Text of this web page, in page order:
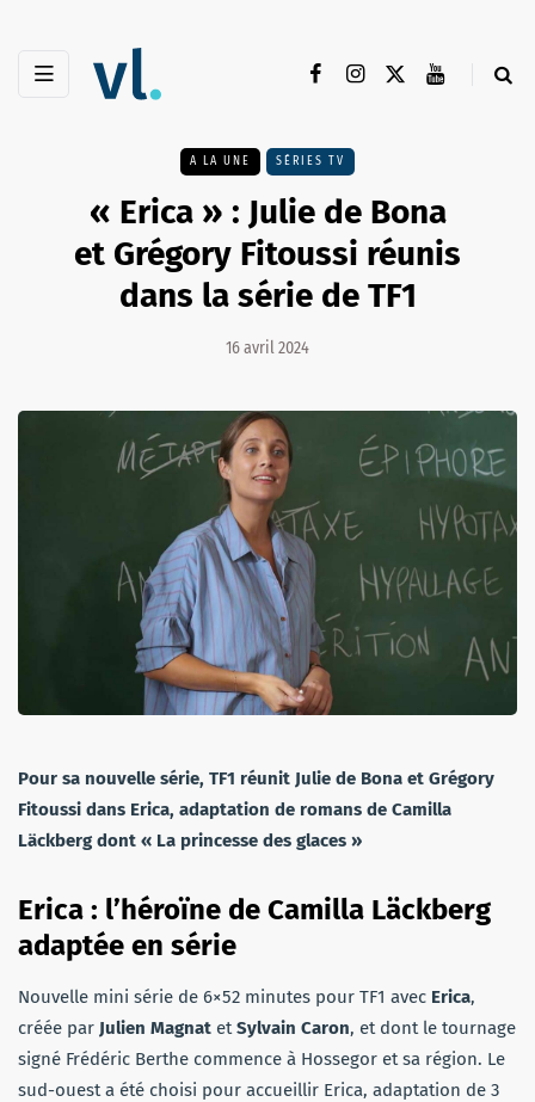
A LA UNE SÉRIES TV
« Erica » : Julie de Bona
et Grégory Fitoussi réunis
dans la série de TF1
16 avril 2024
Pour sa nouvelle série, TF1 réunit Julie de Bona et Grégory
Fitoussi dans Erica, adaptation de romans de Camilla
Läckberg dont « La princesse des glaces »
Erica : l’héroïne de Camilla Läckberg
adaptée en série
Nouvelle mini série de 6×52 minutes pour TF1 avec Erica,
créée par Julien Magnat etSylvain Caron, et dont le tournage
signé Frédéric Berthe commence à Hossegor et sa région. Le
sud-ouest a été choisi pour accueillir Erica, adaptation de 3